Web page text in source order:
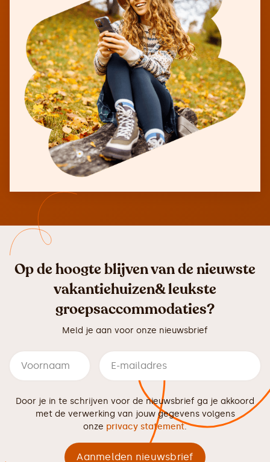
Op de hoogte blijven van de nieuwste
vakantiehuizen& leukste
groepsaccommodaties?
Meld je aan voor onze nieuwsbrief
Door je in te schrijven voor de nieuwsbrief ga je akkoord
met de verwerking van jouw gegevens volgens
onze privacy statement.